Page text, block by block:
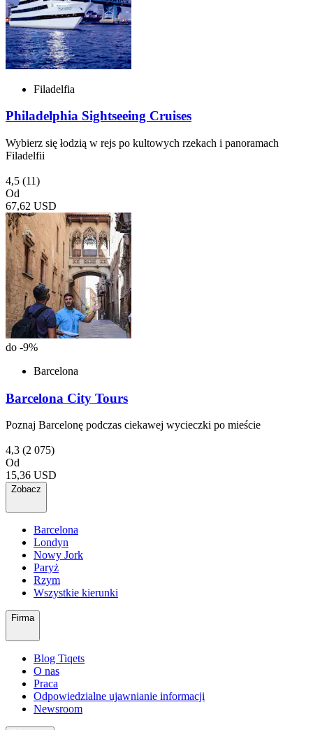
Filadelfia
Philadelphia Sightseeing Cruises
Wybierz się łodzią w rejs po kultowych rzekach i panoramach
Filadelfii
4,5 (11)
Od
67,62 USD
do -9%
Barcelona
Barcelona City Tours
Poznaj Barcelonę podczas ciekawej wycieczki po mieście
4,3 (2 075)
Od
15,36 USD
Zobacz
Barcelona
Londyn
Nowy Jork
Paryż
Rzym
Wszystkie kierunki
Firma
Blog Tiqets
O nas
Praca
Odpowiedzialne ujawnianie informacji
Newsroom